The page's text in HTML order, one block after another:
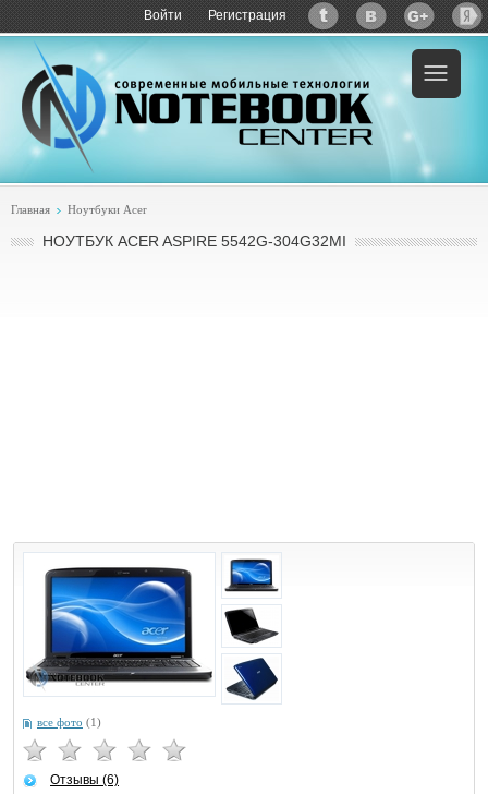
Войти Регистрация
Пример:купить Acer Aspire 5542G-304G32MI
Главная Ноутбуки Acer
НОУТБУК ACER ASPIRE 5542G-304G32MI
все фото (1)
Отзывы (6)